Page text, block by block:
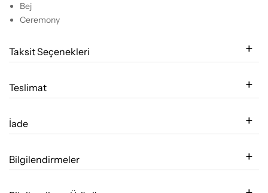
Bej
Ceremony
Taksit Seçenekleri
Teslimat
İade
Bilgilendirmeler